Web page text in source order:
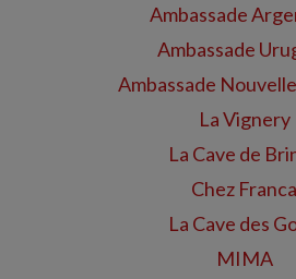
Ambassade
Ambassade
Ambassade
La Vignery
La Cave de
Chez Franca
La Cave des
MIMA